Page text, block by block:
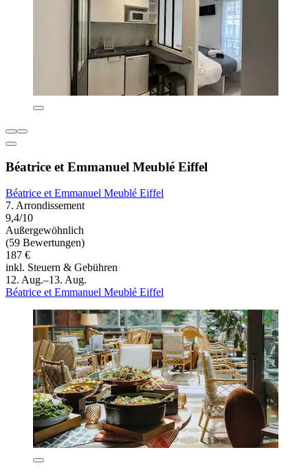
Béatrice et Emmanuel Meublé Eiffel
Béatrice et Emmanuel Meublé Eiffel
7. Arrondissement
9,4/10
Außergewöhnlich
(59 Bewertungen)
187 €
inkl. Steuern & Gebühren
12. Aug.–13. Aug.
Béatrice et Emmanuel Meublé Eiffel